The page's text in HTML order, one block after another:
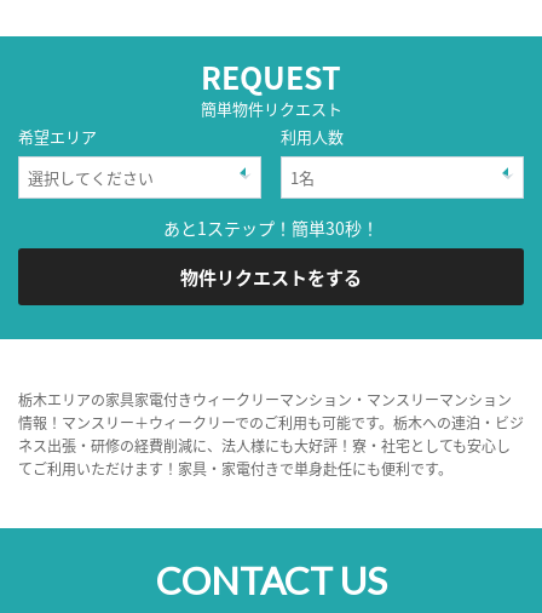
REQUEST
簡単物件リクエスト
希望エリア
利用人数
あと1ステップ！簡単30秒！
物件リクエストをする
栃木エリアの家具家電付きウィークリーマンション・マンスリーマンション
情報！マンスリー＋ウィークリーでのご利用も可能です。栃木への連泊・ビジ
ネス出張・研修の経費削減に、法人様にも大好評！寮・社宅としても安心し
てご利用いただけます！家具・家電付きで単身赴任にも便利です。
CONTACT US